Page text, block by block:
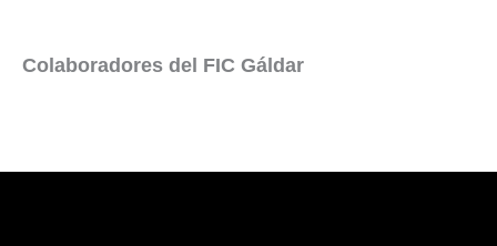
Colaboradores del FIC Gáldar